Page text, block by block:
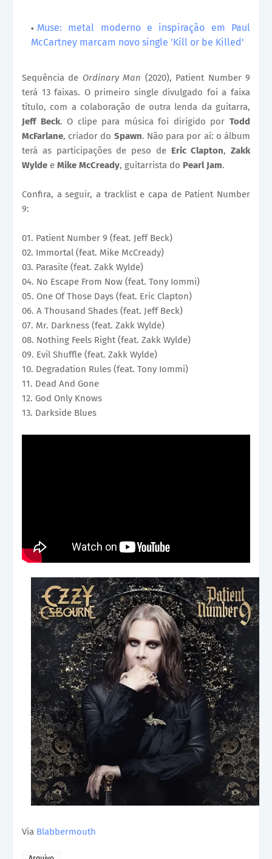
Muse: metal moderno e inspiração em Paul
McCartney marcam novo single 'Kill or be Killed'
Sequência de Ordinary Man (2020), Patient Number 9
terá 13 faixas. O primeiro single divulgado foi a faixa
título, com a colaboração de outra lenda da guitarra,
Jeff Beck. O clipe para música foi dirigido porTodd
McFarlane, criador do Spawn. Não para por aí: o álbum
terá as participações de peso de Eric Clapton, Zakk
Wylde e Mike McCready, guitarrista do Pearl Jam.
Confira, a seguir, a tracklist e capa de Patient Number
9:
01. Patient Number 9 (feat. Jeff Beck)
02. Immortal (feat. Mike McCready)
03. Parasite (feat. Zakk Wylde)
04. No Escape From Now (feat. Tony Iommi)
05. One Of Those Days (feat. Eric Clapton)
06. A Thousand Shades (feat. Jeff Beck)
07. Mr. Darkness (feat. Zakk Wylde)
08. Nothing Feels Right (feat. Zakk Wylde)
09. Evil Shuffle (feat. Zakk Wylde)
10. Degradation Rules (feat. Tony Iommi)
11. Dead And Gone
12. God Only Knows
13. Darkside Blues
Via Blabbermouth